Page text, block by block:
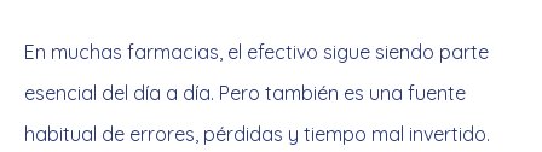
En muchas farmacias, el efectivo sigue siendo parte
esencial del día a día. Pero también es una fuente
habitual de errores, pérdidas y tiempo mal invertido.